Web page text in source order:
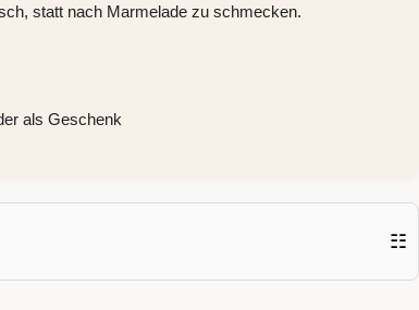
statt nach Marmelade zu schmecken.
als Geschenk
☷